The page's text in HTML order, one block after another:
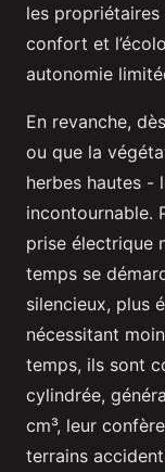
les
confort et
autonomie
En revanche,
ou que la
herbes hautes -
incontournable.
prise électrique
temps se
silencieux, plus
nécessitant
temps, ils sont
cylindrée,
cm³, leur
terrains